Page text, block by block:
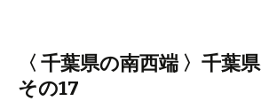
〈 千葉県の南西端 〉千葉
その17